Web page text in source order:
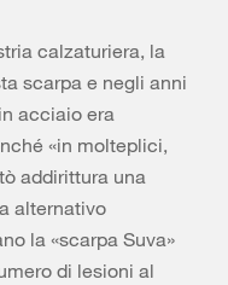
calzaturiera, la
scarpa e negli anni
acciaio era
«in molteplici,
addirittura una
alternativo
la «scarpa Suva»
di lesioni al